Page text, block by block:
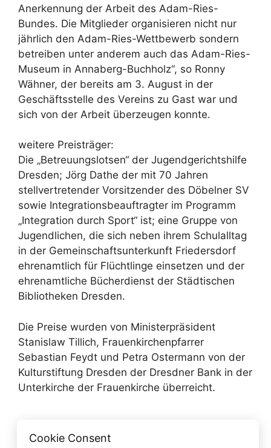
Anerkennung der Arbeit des Adam-Ries-
Bundes. Die Mitglieder organisieren nicht nur
jährlich den Adam-Ries-Wettbewerb sondern
betreiben unter anderem auch das Adam-Ries-
Museum in Annaberg-Buchholz“, so Ronny
Wähner, der bereits am 3. August in der
Geschäftsstelle des Vereins zu Gast war und
sich von der Arbeit überzeugen konnte.
weitere Preisträger:
Die „Betreuungslotsen“ der Jugendgerichtshilfe
Dresden; Jörg Dathe der mit 70 Jahren
stellvertretender Vorsitzender des Döbelner SV
sowie Integrationsbeauftragter im Programm
„Integration durch Sport“ ist; eine Gruppe von
Jugendlichen, die sich neben ihrem Schulalltag
in der Gemeinschaftsunterkunft Friedersdorf
ehrenamtlich für Flüchtlinge einsetzen und der
ehrenamtliche Bücherdienst der Städtischen
Bibliotheken Dresden.
Die Preise wurden von Ministerpräsident
Stanislaw Tillich, Frauenkirchenpfarrer
Sebastian Feydt und Petra Ostermann von der
Kulturstiftung Dresden der Dresdner Bank in der
Unterkirche der Frauenkirche überreicht.
Karl-Josef Laumann in Geyer zu Gast
Cookie Consent